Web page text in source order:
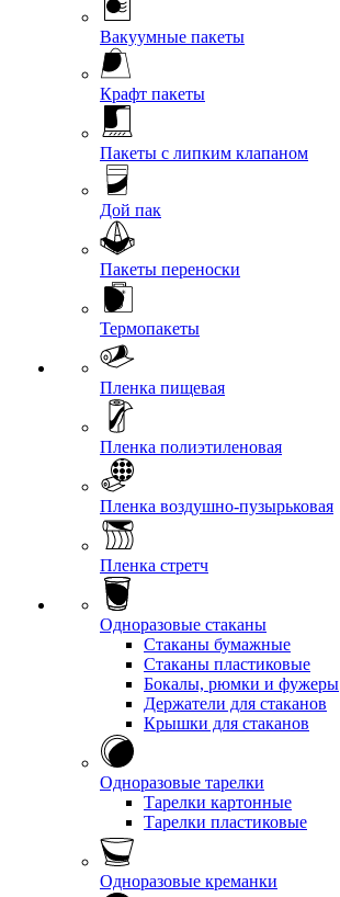
Вакуумные пакеты
Крафт пакеты
Пакеты с липким клапаном
Дой пак
Пакеты переноски
Термопакеты
Пленка пищевая
Пленка полиэтиленовая
Пленка воздушно-пузырьковая
Пленка стретч
Одноразовые стаканы
Стаканы бумажные
Стаканы пластиковые
Бокалы, рюмки и фужеры
Держатели для стаканов
Крышки для стаканов
Одноразовые тарелки
Тарелки картонные
Тарелки пластиковые
Одноразовые креманки